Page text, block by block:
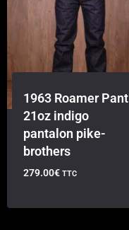
1963 Roamer Pant
21oz indigo
pantalon pike-
brothers
279.00€ TTC